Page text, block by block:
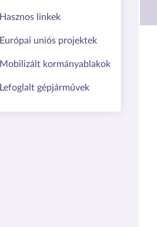
Hasznos linkek
Európai uniós projektek
Mobilizált kormányablakok
Lefoglalt gépjárművek